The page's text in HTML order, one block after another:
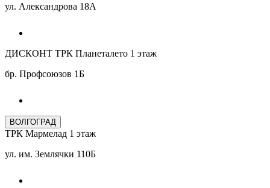
ул. Александрова 18А
ДИСКОНТ ТРК Планеталето 1 этаж
бр. Профсоюзов 1Б
ВОЛГОГРАД
ТРК Мармелад 1 этаж
ул. им. Землячки 110Б